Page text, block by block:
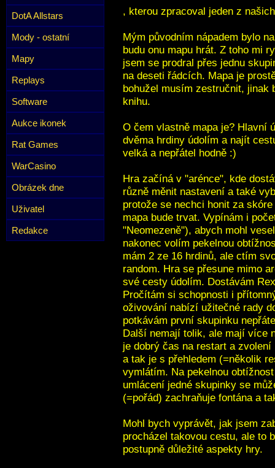
DotA Allstars
Mody - ostatní
Mapy
Replays
Software
Aukce ikonek
Rat Games
WarCasino
Obrázek dne
Uživatel
Redakce
, kterou zpracoval jeden z
Mým původním nápadem bylo
budu onu mapu hrát. Z toho mi
jsem se prodral přes jednu
na deseti řádcích. Mapa je
bohužel musím zestručnit, jinak
knihu.
O čem vlastně mapa je? Hlavní
dvěma hrdiny údolím a najít
velká a nepřátel hodně :)
Hra začíná v "arénce", kde
různě měnit nastavení a také
protože se nechci honit za
mapa bude trvat. Vypínám i
"Neomezeně"), abych mohl
nakonec volím pekelnou
mám 2 ze 16 hrdinů, ale ctím
random. Hra se přesune mimo
své cesty údolím. Dostávám
Pročítám si schopnosti i
oživování nabízí užitečné rady
potkávám první skupinku
Další nemají tolik, ale mají více
je dobrý čas na restart a
a tak je s přehledem (=několik
vymlátím. Na pekelnou
umlácení jedné skupinky se
(=pořád) zachraňuje fontána a
Mohl bych vyprávět, jak jsem
procházel takovou cestu, ale to
postupně důležité aspekty hry.